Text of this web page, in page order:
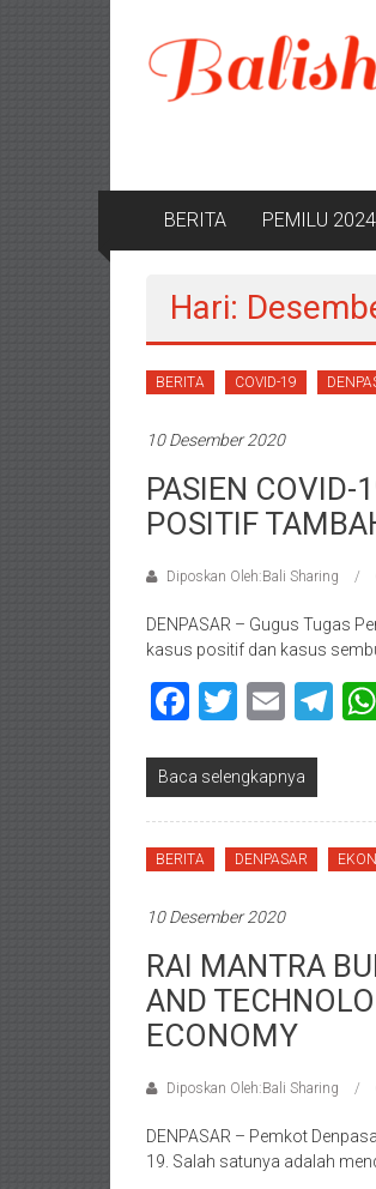
konten
BERITA PEMILU 2024
Hari:
BERITA COVID-19
10 Desember 2020
PASIEN COVID-
POSITIF
Diposkan Oleh:Bali Sharing
DENPASAR – Gugus Tugas
kasus positif dan kasus
Facebook
Twitter
Email
Baca selengkapnya
BERITA DENPASAR
10 Desember 2020
RAI MANTRA
AND
ECONOMY
Diposkan Oleh:Bali Sharing
DENPASAR – Pemkot
19. Salah satunya adalah